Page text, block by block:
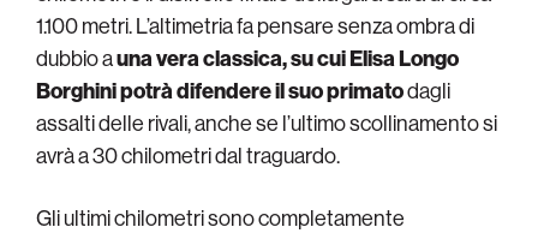
1.100 metri. L’altimetria fa pensare senza ombra di
dubbio auna vera classica, su cui Elisa Longo
Borghini potrà difendere il suo primatodagli
assalti delle rivali, anche se l’ultimo scollinamento si
avrà a 30 chilometri dal traguardo.
Gli ultimi chilometri sono completamente